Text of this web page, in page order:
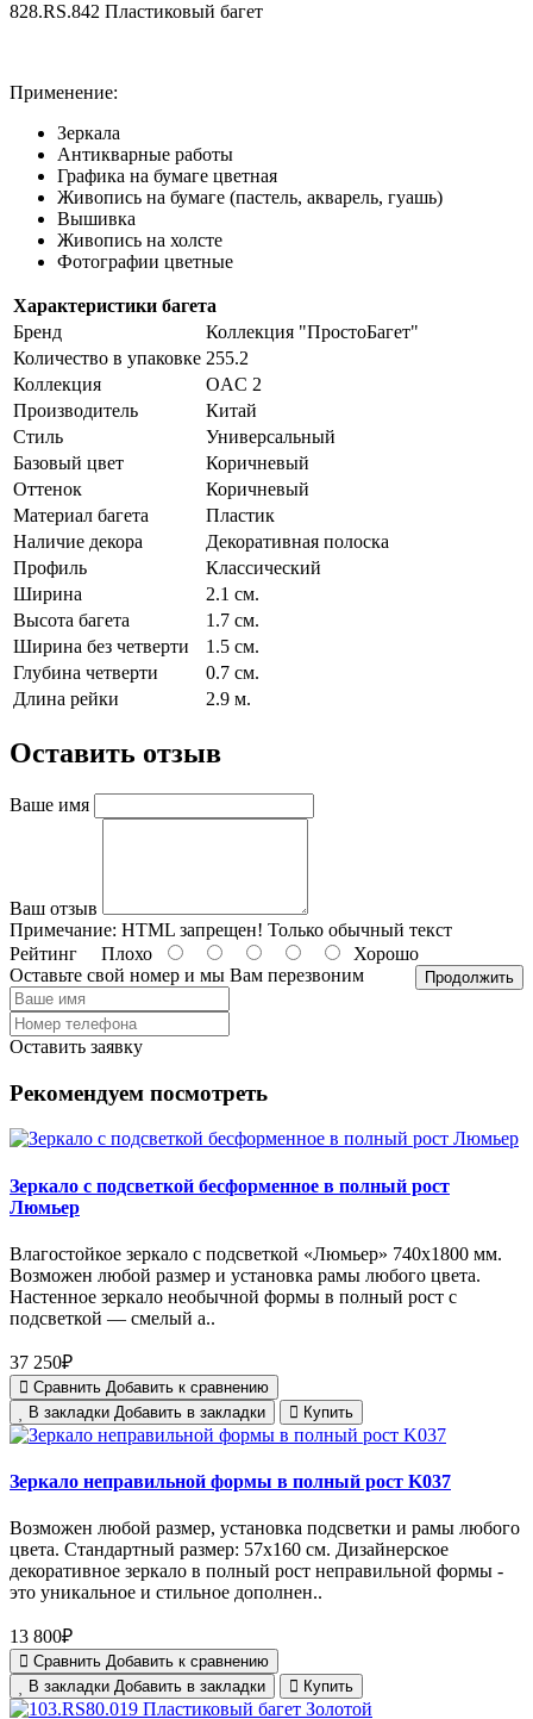
828.RS.842 Пластиковый багет
Применение:
Зеркала
Антикварные работы
Графика на бумаге цветная
Живопись на бумаге (пастель, акварель, гуашь)
Вышивка
Живопись на холсте
Фотографии цветные
Характеристики багета
Бренд
Коллекция "ПростоБагет"
Количество в упаковке 255.2
Коллекция
OAC 2
Производитель
Китай
Стиль
Универсальный
Базовый цвет
Коричневый
Оттенок
Коричневый
Материал багета
Пластик
Наличие декора
Декоративная полоска
Профиль
Классический
Ширина
2.1 см.
Высота багета
1.7 см.
Ширина без четверти
1.5 см.
Глубина четверти
0.7 см.
Длина рейки
2.9 м.
Оставить отзыв
Ваше имя
Ваш отзыв
Примечание: HTML запрещен! Только обычный текст
Рейтинг Плохо Хорошо
Продолжить
Оставьте свой номер и мы Вам перезвоним
Оставить заявку
Рекомендуем посмотреть
Зеркало с подсветкой бесформенное в полный рост
Люмьер
Влагостойкое зеркало с подсветкой «Люмьер» 740х1800 мм.
Возможен любой размер и установка рамы любого цвета.
Настенное зеркало необычной формы в полный рост с
подсветкой — смелый а..
37 250₽
Сравнить Добавить к сравнению
В закладки Добавить в закладки Купить
Зеркало неправильной формы в полный рост K037
Возможен любой размер, установка подсветки и рамы любого
цвета. Стандартный размер: 57х160 см. Дизайнерское
декоративное зеркало в полный рост неправильной формы -
это уникальное и стильное дополнен..
13 800₽
Сравнить Добавить к сравнению
В закладки Добавить в закладки Купить